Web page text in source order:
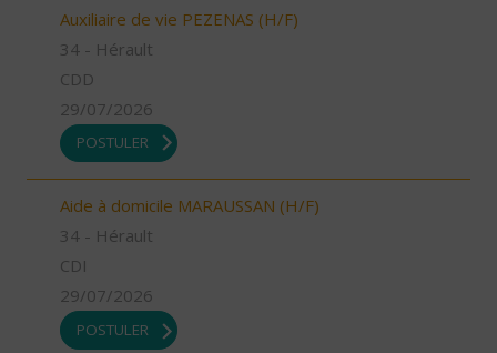
Auxiliaire de vie PEZENAS (H/F)
34 - Hérault
CDD
29/07/2026
POSTULER
Aide à domicile MARAUSSAN (H/F)
34 - Hérault
CDI
29/07/2026
POSTULER